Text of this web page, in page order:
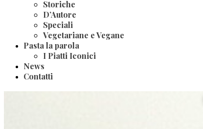
Storiche
D’Autore
Speciali
Vegetariane e Vegane
Pasta la parola
I Piatti Iconici
News
Contatti